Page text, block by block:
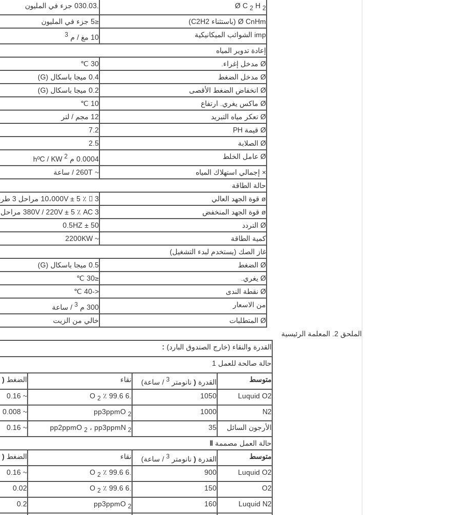
Ø C 2 H 2
Ø CnHm (باستثناء C2H2)
≤5 جزء في المليون
imp الشوائب الميكانيكية
10 مغ / م 3
إعادة تدوير المياه
Ø مدخل إغراء.
30 ℃
Ø مدخل الضغط
0.4 ميجا باسكال (G)
Ø انخفاض الضغط الأقصى
0.2 ميجا باسكال (G)
Ø ماكس يغري. ارتفاع
10 ℃
Ø تعكر مياه التبريد
12 مجم / لتر
Ø قيمة PH
7.2
Ø الصلابة
2.5
Ø عامل الخلط
0.0004 م 2
× إجمالي استهلاك المياه
~ 260T / ساعة
حالة الطاقة
ø قوة الجهد العالي
10،000V ± 5 ٪  3 مراحل 3 طرق
ø قوة الجهد المنخفض
380V / 220V ± 5 ٪ AC 3 مراحل 4 طرق
Ø التردد
50 ± 0.5HZ
كمية الطاقة
~ 2200KW
غاز الصك (يستخدم لبدء التشغيل)
Ø الضغط
0.5 ميجا باسكال (G)
Ø يغري.
≤30 ℃
Ø نقطة الندى
<-40 ℃
من الاسعار
300 م 3 / ساعة
Ø المتطلبات
خالي من الزيت
الملحق 2. المعلمة الرئيسية
القدرة والنقاء (خارج الصندوق البارد) :
حالة صالحة للعمل 1
متوسط
القدرة ( نانومتر 3 / ساعة) نقاء الضغط (
Luquid O2
1050
2
~ 0.16
N2
1000
pp3ppmO 2
~ 0.008
الأرجون السائل
35
pp2ppmO 2 ، pp3ppmN 2
~ 0.16
حالة العمل مصممة Ⅱ
متوسط
القدرة ( نانومتر 3 / ساعة) نقاء الضغط (
Luquid O2
900
2
~ 0.16
O2
150
2
0.02
Luquid N2
160
pp3ppmO 2
0.2